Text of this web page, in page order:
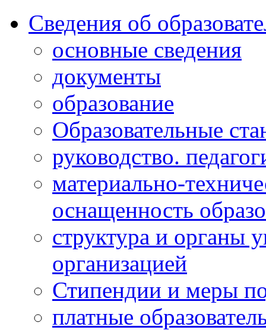
Сведения об
основные сведения
документы
образование
Образовательные
руководство.
материально-
оснащенность
структура и органы
организацией
Стипендии и меры
платные